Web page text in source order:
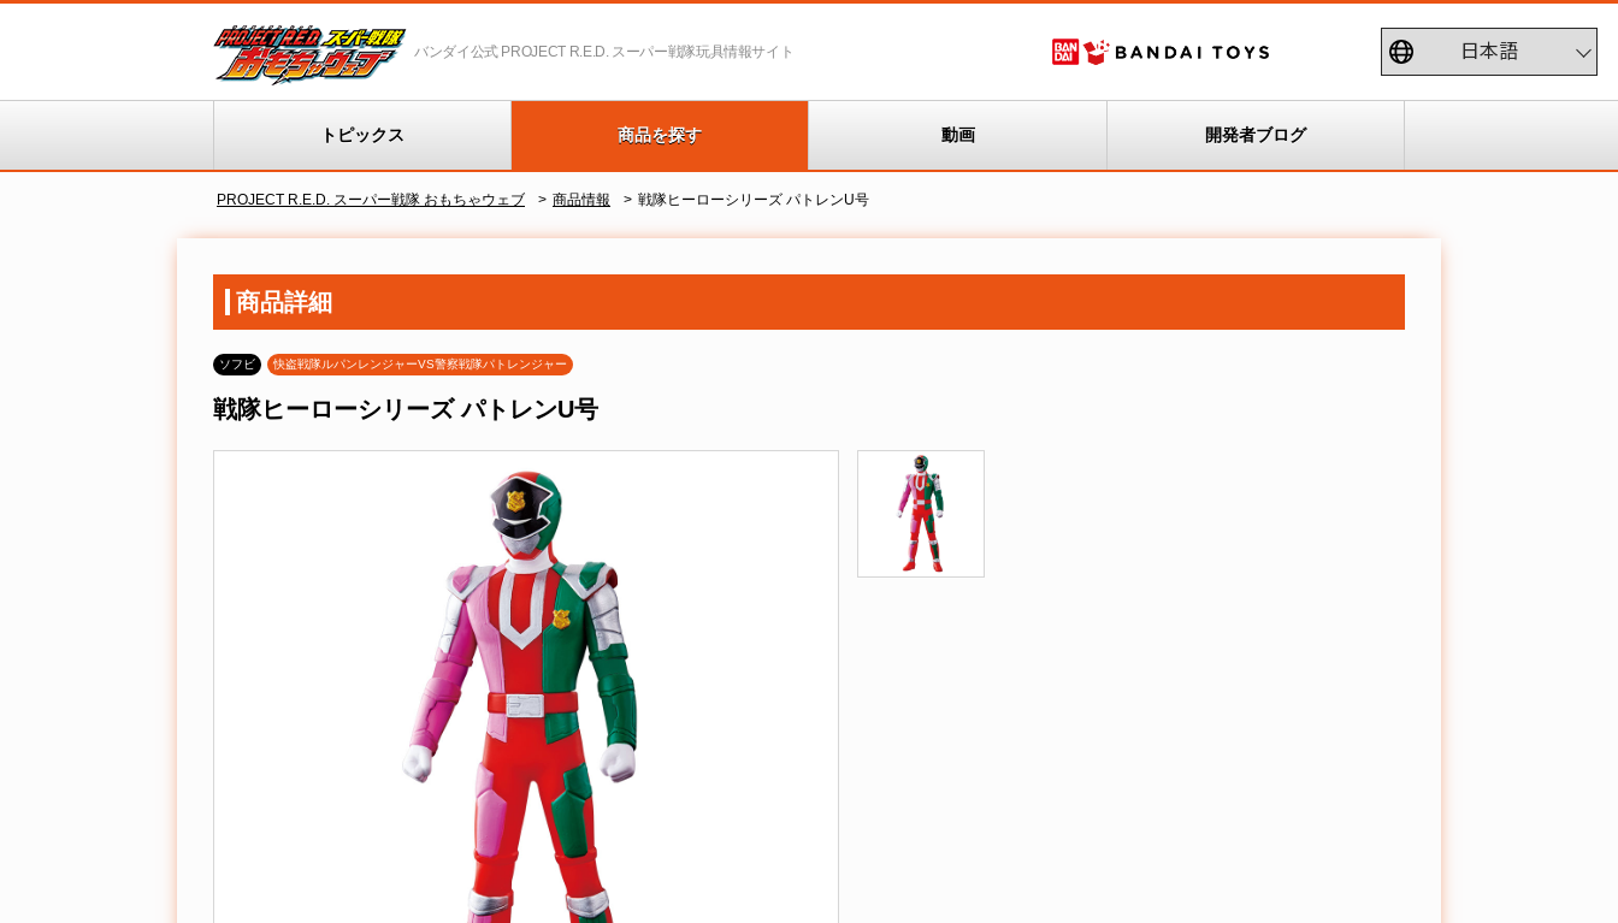
バンダイ公式 PROJECT R.E.D. スーパー戦隊玩具情報サイト
トピックス 商品を探す 動画 開発者ブログ
PROJECT R.E.D. スーパー戦隊 おもちゃウェブ 商品情報 戦隊ヒーローシリーズ パトレンU号
商品詳細
ソフビ 快盗戦隊ルパンレンジャーVS警察戦隊パトレンジャー
戦隊ヒーローシリーズ パトレンU号